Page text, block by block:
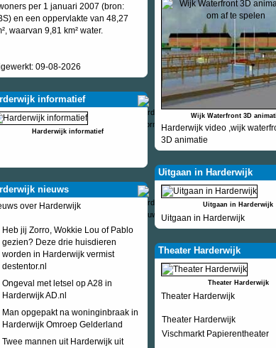
per 1 januari 2007 (bron:
en een oppervlakte van 48,27
waarvan 9,81 km² water.
09-08-2026
informatief
Harderwijk informatief
nieuws
over Harderwijk
Heb jij Zorro, Wokkie Lou of Pablo
gezien? Deze drie huisdieren
worden in Harderwijk vermist
destentor.nl
Ongeval met letsel op A28 in
Harderwijk AD.nl
Man opgepakt na woninginbraak in
Harderwijk Omroep Gelderland
Twee mannen uit Harderwijk uit
Wijk Waterfront 3D
Harderwijk video ,wijk
3D animatie
Uitgaan in Harderwijk
Uitgaan in Harderwijk
Uitgaan in Harderwijk
Theater Harderwijk
Theater Harderwijk
Theater Harderwijk
Theater Harderwijk
Vischmarkt Papierentheater